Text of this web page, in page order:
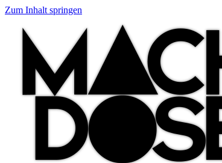
Zum Inhalt springen